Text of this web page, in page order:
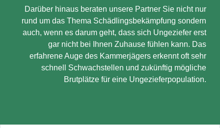
Darüber hinaus beraten unsere Partner Sie nicht nur
rund um das Thema Schädlingsbekämpfung sondern
auch, wenn es darum geht, dass sich Ungeziefer erst
gar nicht bei Ihnen Zuhause fühlen kann. Das
erfahrene Auge des Kammerjägers erkennt oft sehr
schnell Schwachstellen und zukünftig mögliche
Brutplätze für eine Ungezieferpopulation.